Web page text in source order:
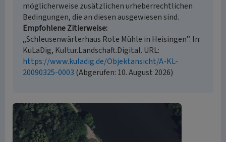
möglicherweise zusätzlichen urheberrechtlichen
Bedingungen, die an diesen ausgewiesen sind.
Empfohlene Zitierweise
„Schleusenwärterhaus Rote Mühle in Heisingen”. In:
KuLaDig, Kultur.Landschaft.Digital. URL:
https://www.kuladig.de/Objektansicht/A-KL-
20090325-0003 (Abgerufen: 10. August 2026)